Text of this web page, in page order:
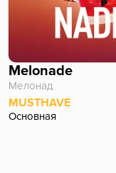
Melonade
Мелонад
MUSTHAVE
Основная